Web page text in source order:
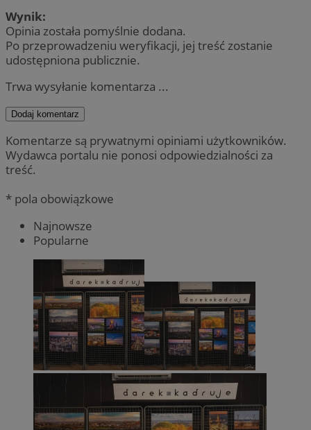
Wynik:
Opinia została pomyślnie dodana.
Po przeprowadzeniu weryfikacji, jej treść zostanie
udostępniona publicznie.
Trwa wysyłanie komentarza ...
Dodaj komentarz
Komentarze są prywatnymi opiniami użytkowników.
Wydawca portalu nie ponosi odpowiedzialności za
treść.
* pola obowiązkowe
Najnowsze
Popularne